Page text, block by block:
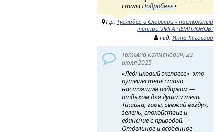
сталаПодробнее>
Тур: Турлидер в Словении - настольный
теннис "ЛИГА ЧЕМПИОНОВ"
Гид:Инна Когосова
Татьяна Калманович, 22
июля 2025
«Ледниковый экспресс» -это
путешествие стало
настоящим подарком —
отдыхом для души и тела.
Тишина, горы, свежий воздух,
зелень, спокойствие и
единение с природой.
Отдельное и особенное